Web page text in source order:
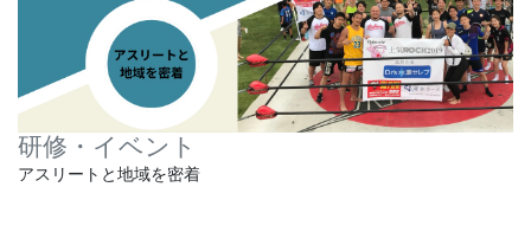
研修・イベント
アスリートと地域を密着